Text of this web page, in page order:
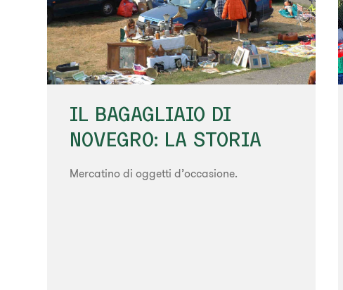
IL BAGAGLIAIO DI
NOVEGRO: LA STORIA
Mercatino di oggetti d’occasione.